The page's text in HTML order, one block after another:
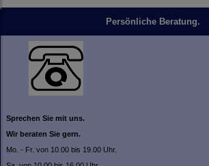
Persönliche Beratung.
Sprechen Sie mit uns.
Wir beraten Sie gern.
Mo. - Fr. von 10.00 bis 19.00 Uhr.